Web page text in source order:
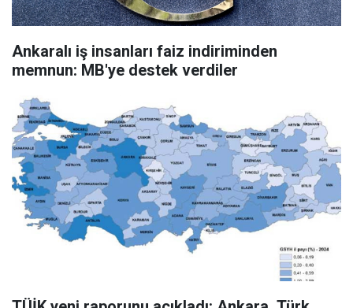
Ankaralı iş insanları faiz indiriminden
memnun: MB'ye destek verdiler